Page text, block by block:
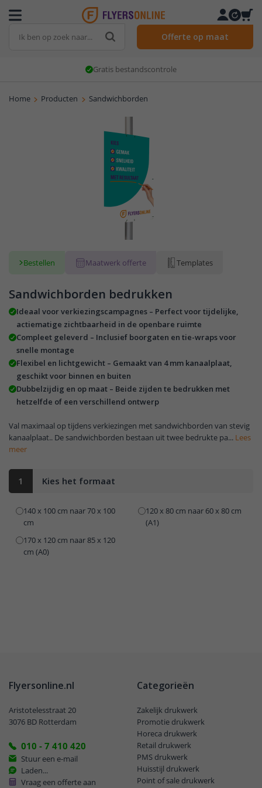
Offerte op maat
Gratis bestandscontrole
Home Producten Sandwichborden
Sandwichborden bedrukken
Val maximaal op tijdens verkiezingen met sandwichborden van stevig
kanaalplaat.. De sandwichborden bestaan uit twee bedrukte pa... Lees
meer
Ideaal voor verkiezingscampagnes – Perfect voor tijdelijke,
actiematige zichtbaarheid in de openbare ruimte
Compleet geleverd – Inclusief boorgaten en tie-wraps voor
snelle montage
Flexibel en lichtgewicht – Gemaakt van 4 mm kanaalplaat,
geschikt voor binnen en buiten
Dubbelzijdig en op maat – Beide zijden te bedrukken met
hetzelfde of een verschillend ontwerp
Bestellen Maatwerk offerte Templates
1 Kies het formaat
140 x 100 cm naar 70 x 100
cm
120 x 80 cm naar 60 x 80 cm
(A1)
170 x 120 cm naar 85 x 120
cm (A0)
Flyersonline.nl
Aristotelesstraat 20
3076 BD Rotterdam
010 - 7 410 420
Stuur een e-mail
Laden...
Vraag een offerte aan
Categorieën
Zakelijk drukwerk
Promotie drukwerk
Horeca drukwerk
Retail drukwerk
PMS drukwerk
Huisstijl drukwerk
Point of sale drukwerk